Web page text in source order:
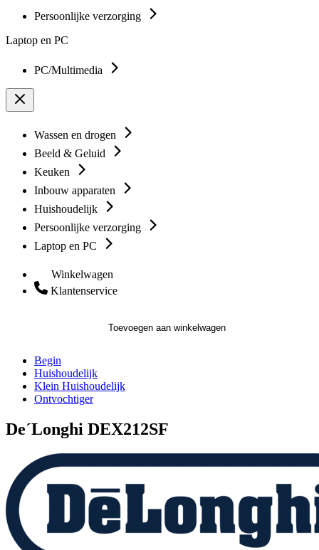
Persoonlijke verzorging
Laptop en PC
PC/Multimedia
Wassen en drogen
Beeld & Geluid
Keuken
Inbouw apparaten
Huishoudelijk
Persoonlijke verzorging
Laptop en PC
Winkelwagen
Klantenservice
Toevoegen aan winkelwagen
Begin
Huishoudelijk
Klein Huishoudelijk
Ontvochtiger
De´Longhi DEX212SF